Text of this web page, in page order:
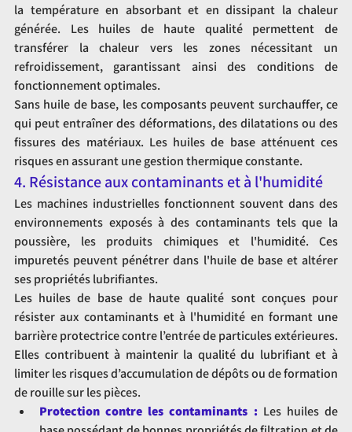
la température en absorbant et en dissipant la chaleur
générée. Les huiles de haute qualité permettent de
transférer la chaleur vers les zones nécessitant un
refroidissement, garantissant ainsi des conditions de
fonctionnement optimales.
Sans huile de base, les composants peuvent surchauffer, ce
qui peut entraîner des déformations, des dilatations ou des
fissures des matériaux. Les huiles de base atténuent ces
risques en assurant une gestion thermique constante.
4. Résistance aux contaminants et à l'humidité
Les machines industrielles fonctionnent souvent dans des
environnements exposés à des contaminants tels que la
poussière, les produits chimiques et l'humidité. Ces
impuretés peuvent pénétrer dans l'huile de base et altérer
ses propriétés lubrifiantes.
Les huiles de base de haute qualité sont conçues pour
résister aux contaminants et à l'humidité en formant une
barrière protectrice contre l’entrée de particules extérieures.
Elles contribuent à maintenir la qualité du lubrifiant et à
limiter les risques d’accumulation de dépôts ou de formation
de rouille sur les pièces.
Protection contre les contaminants : Les huiles de